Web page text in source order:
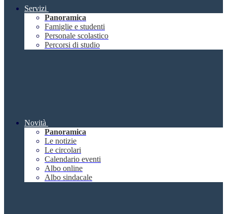
Servizi
Panoramica
Famiglie e studenti
Personale scolastico
Percorsi di studio
Novità
Panoramica
Le notizie
Le circolari
Calendario eventi
Albo online
Albo sindacale